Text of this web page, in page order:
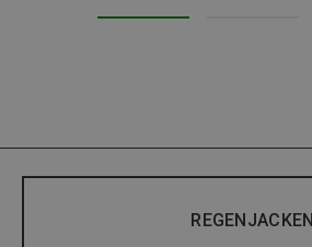
REGENJACKEN